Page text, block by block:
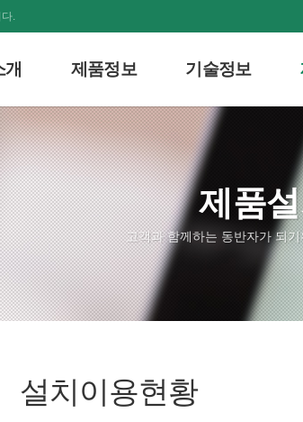
.
개
혁
길
제품정보
시스템소개
처리계통도
폐기물처리공정비교
제품장점
기대효과
제품사양·운영비
기술정보
음식물쓰레기처리
분해ㆍ소멸화 원리
상온미생물의 필요성
분해소멸과정
미생물활동 및 안정성
제품
고객과 함께하는 동반자가 되
설치이용현황